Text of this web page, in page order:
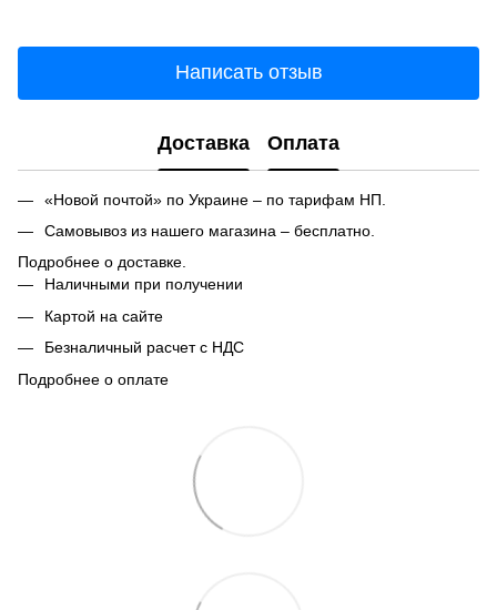
Написать отзыв
Доставка Оплата
«Новой почтой» по Украине – по тарифам НП.
Самовывоз из нашего магазина – бесплатно.
Подробнее о доставке.
Наличными при получении
Картой на сайте
Безналичный расчет с НДС
Подробнее о оплате